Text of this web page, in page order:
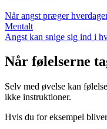
Når angst præger
Mentalt
Angst kan snige sig ind i
Når følelserne
Selv med øvelse kan
ikke instruktioner.
Hvis du for eksempel